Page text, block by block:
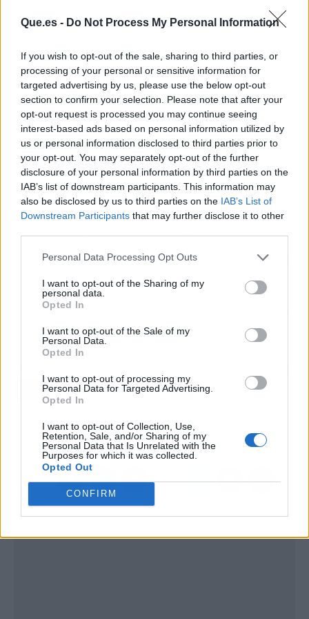
Que.es - Do Not Process My Personal Information
If you wish to opt-out of the sale, sharing to third parties, or
processing of your personal or sensitive information for
targeted advertising by us, please use the below opt-out
section to confirm your selection. Please note that after your
opt-out request is processed you may continue seeing
interest-based ads based on personal information utilized by
us or personal information disclosed to third parties prior to
your opt-out. You may separately opt-out of the further
disclosure of your personal information by third parties on the
IAB’s list of downstream participants. This information may
also be disclosed by us to third parties on the IAB’s List of
Downstream Participants that may further disclose it to other
Personal Data Processing Opt Outs
I want to opt-out of the Sharing of my
personal data.
Opted In
I want to opt-out of the Sale of my
Personal Data.
Opted In
I want to opt-out of processing my
Personal Data for Targeted Advertising.
Opted In
I want to opt-out of Collection, Use,
Retention, Sale, and/or Sharing of my
Personal Data that Is Unrelated with the
Purposes for which it was collected.
Opted Out
CONFIRM
El hype no es inflado; está más que justificado.
Hype-O-Meter
Nivel de hype: 9/10.1,5 millones de copias en
24 horas no mienten, y la crítica respalda la
jugada. Si la versión Switch 2 mantiene el nivel,
estamos ante el renacer definitivo de 007 en el
videojuego. Prepara la cartera para este verano.
El resumen para vagos (TL;DR)
🎯¿Qué ha pasado?007 First Light, lo nuevo de IO Interactive,
ha vendido 1,5 millones de copias en 24 horas.
¿Por qué importa?Es el mejor estreno de la franquicia Bond
¿Nos afecta o es solo un meme?
Te afecta si te gustan los
juegos de sigilo con alma y un Bond creíble; es una compra casi
obligada.
Un asalto armado y dos
disparos cambian el
El día que el río